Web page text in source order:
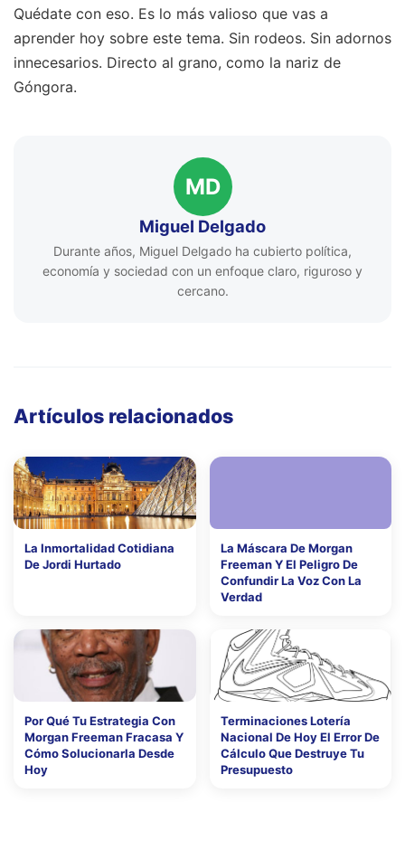
Quédate con eso. Es lo más valioso que vas a
aprender hoy sobre este tema. Sin rodeos. Sin adornos
innecesarios. Directo al grano, como la nariz de
Góngora.
MD
Miguel Delgado
Durante años, Miguel Delgado ha cubierto política,
economía y sociedad con un enfoque claro, riguroso y
cercano.
Artículos relacionados
La Inmortalidad Cotidiana
De Jordi Hurtado
La Máscara De Morgan
Freeman Y El Peligro De
Confundir La Voz Con La
Verdad
Por Qué Tu Estrategia Con
Morgan Freeman Fracasa Y
Cómo Solucionarla Desde
Hoy
Terminaciones Lotería
Nacional De Hoy El Error De
Cálculo Que Destruye Tu
Presupuesto